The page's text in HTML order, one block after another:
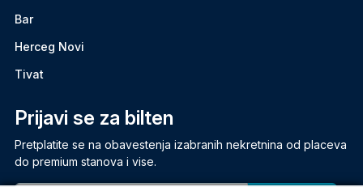
Bar
Herceg Novi
Tivat
Prijavi se za bilten
Pretplatite se na obavestenja izabranih nekretnina od placeva
do premium stanova i vise.